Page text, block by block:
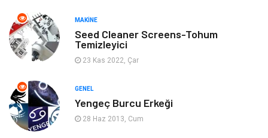
Gençlik & Eğlence
Mobilya
Evlilik Rehberi
Astroloji Keyfinizi Kaçırmayın
MAKINE
Seed Cleaner Screens-Tohum
Temizleyici
23 Kas 2022, Çar
GENEL
Yengeç Burcu Erkeği
28 Haz 2013, Cum